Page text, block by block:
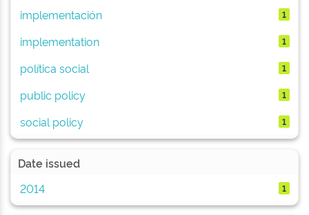
implementación 1
implementation 1
política social 1
public policy 1
social policy 1
Date issued
2014
1